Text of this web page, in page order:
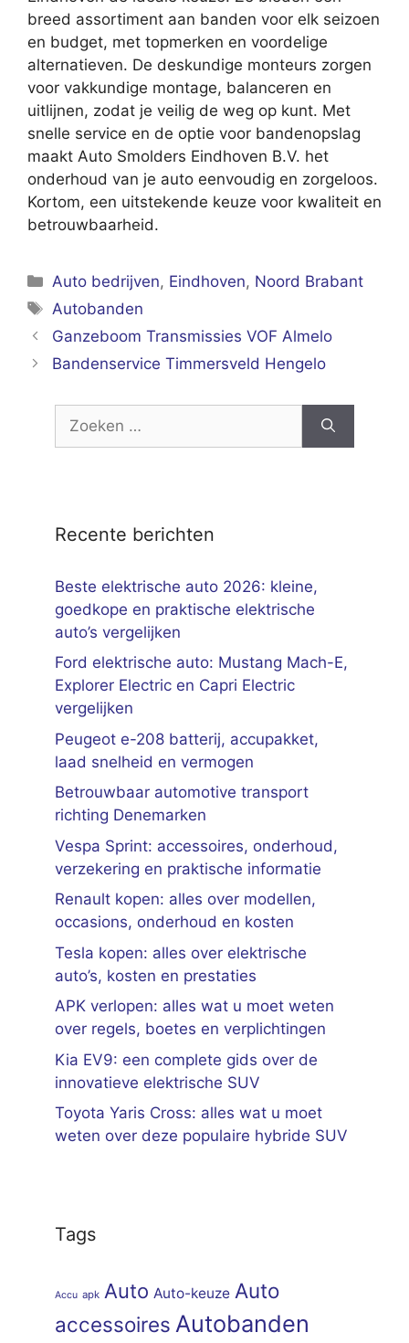
breed assortiment aan banden voor elk seizoen
en budget, met topmerken en voordelige
alternatieven. De deskundige monteurs zorgen
voor vakkundige montage, balanceren en
uitlijnen, zodat je veilig de weg op kunt. Met
snelle service en de optie voor bandenopslag
maakt Auto Smolders Eindhoven B.V. het
onderhoud van je auto eenvoudig en zorgeloos.
Kortom, een uitstekende keuze voor kwaliteit en
betrouwbaarheid.
Categorieën
Auto bedrijven, Eindhoven, Noord Brabant
Tags
Autobanden
Ganzeboom Transmissies VOF Almelo
Bandenservice Timmersveld Hengelo
naar:
Recente berichten
Beste elektrische auto 2026: kleine,
goedkope en praktische elektrische
auto’s vergelijken
Ford elektrische auto: Mustang Mach-E,
Explorer Electric en Capri Electric
vergelijken
Peugeot e-208 batterij, accupakket,
laad snelheid en vermogen
Betrouwbaar automotive transport
richting Denemarken
Vespa Sprint: accessoires, onderhoud,
verzekering en praktische informatie
Renault kopen: alles over modellen,
occasions, onderhoud en kosten
Tesla kopen: alles over elektrische
auto’s, kosten en prestaties
APK verlopen: alles wat u moet weten
over regels, boetes en verplichtingen
Kia EV9: een complete gids over de
innovatieve elektrische SUV
Toyota Yaris Cross: alles wat u moet
weten over deze populaire hybride SUV
Tags
Accu apk Auto Auto-keuze Auto
accessoires Autobanden